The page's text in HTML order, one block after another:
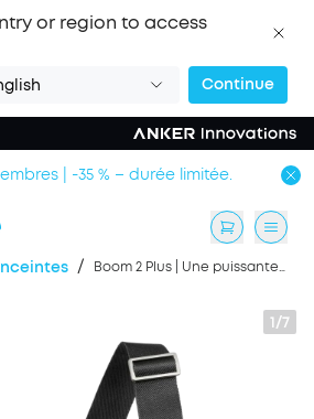
or region to access
Continue
| -35 % – durée limitée.
/ Boom 2 Plus | Une puissante enceinte Bluetooth avec basses pour l'extérieur
1/7